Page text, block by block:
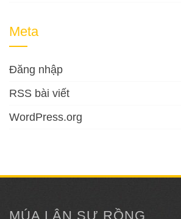
Meta
Đăng nhập
RSS bài viết
WordPress.org
MÚA LÂN SƯ RỒNG